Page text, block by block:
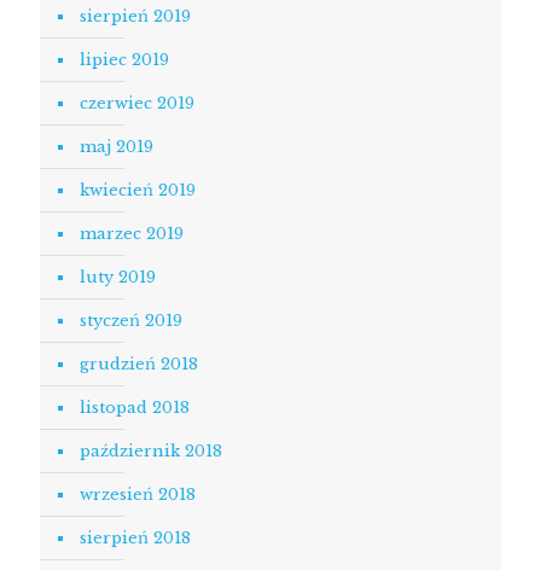
sierpień 2019
lipiec 2019
czerwiec 2019
maj 2019
kwiecień 2019
marzec 2019
luty 2019
styczeń 2019
grudzień 2018
listopad 2018
październik 2018
wrzesień 2018
sierpień 2018